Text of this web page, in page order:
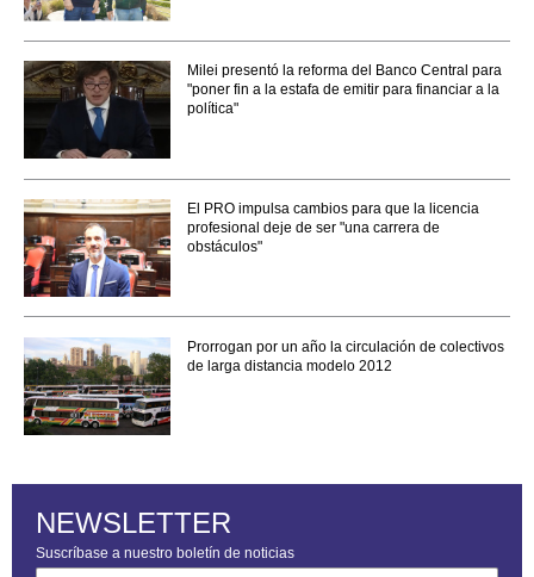
Milei presentó la reforma del Banco Central para
"poner fin a la estafa de emitir para financiar a la
política"
El PRO impulsa cambios para que la licencia
profesional deje de ser "una carrera de
obstáculos"
Prorrogan por un año la circulación de colectivos
de larga distancia modelo 2012
NEWSLETTER
Suscríbase a nuestro boletín de noticias